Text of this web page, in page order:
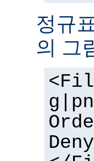
정규
의 그